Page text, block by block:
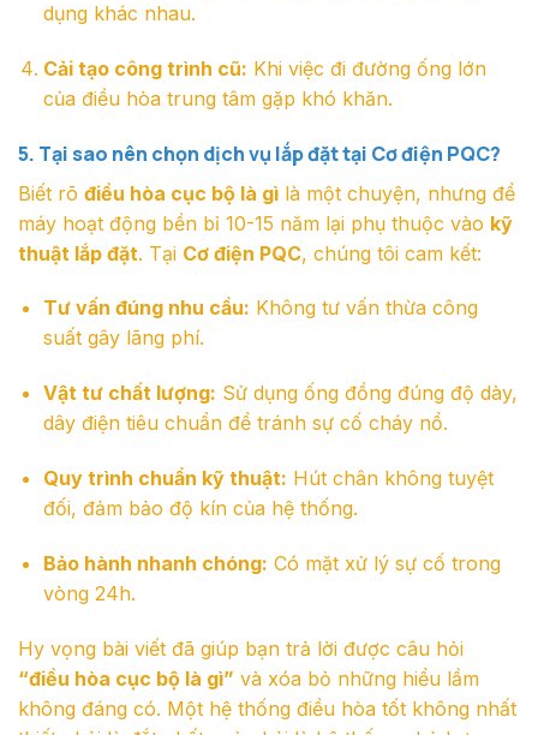
dụng khác nhau.
Cải tạo công trình cũ: Khi việc đi đường ống lớn
của điều hòa trung tâm gặp khó khăn.
5. Tại sao nên chọn dịch vụ lắp đặt tại Cơ điện PQC?
Biết rõ điều hòa cục bộ là gì là một chuyện, nhưng để
máy hoạt động bền bỉ 10-15 năm lại phụ thuộc vào kỹ
thuật lắp đặt. Tại Cơ điện PQC, chúng tôi cam kết:
Tư vấn đúng nhu cầu: Không tư vấn thừa công
suất gây lãng phí.
Vật tư chất lượng: Sử dụng ống đồng đúng độ dày,
dây điện tiêu chuẩn để tránh sự cố cháy nổ.
Quy trình chuẩn kỹ thuật: Hút chân không tuyệt
đối, đảm bảo độ kín của hệ thống.
Bảo hành nhanh chóng: Có mặt xử lý sự cố trong
vòng 24h.
Hy vọng bài viết đã giúp bạn trả lời được câu hỏi
“điều hòa cục bộ là gì” và xóa bỏ những hiểu lầm
không đáng có. Một hệ thống điều hòa tốt không nhất